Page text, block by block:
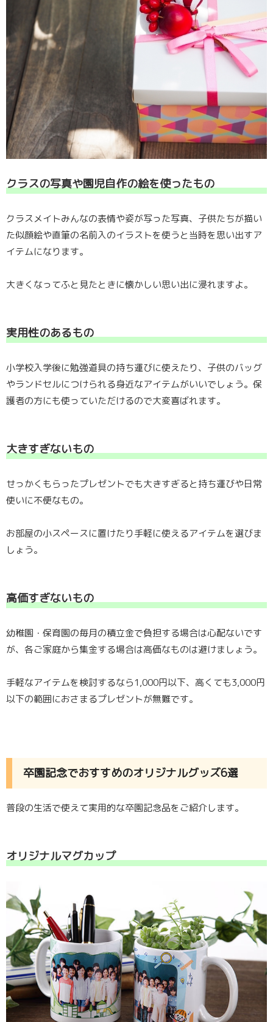
クラスの写真や園児自作の絵を使ったもの
クラスメイトみんなの表情や姿が写った写真、子供たちが描い
た似顔絵や直筆の名前入のイラストを使うと当時を思い出すア
イテムになります。
大きくなってふと見たときに懐かしい思い出に浸れますよ。
実用性のあるもの
小学校入学後に勉強道具の持ち運びに使えたり、子供のバッグ
やランドセルにつけられる身近なアイテムがいいでしょう。保
護者の方にも使っていただけるので大変喜ばれます。
大きすぎないもの
せっかくもらったプレゼントでも大きすぎると持ち運びや日常
使いに不便なもの。
お部屋の小スペースに置けたり手軽に使えるアイテムを選びま
しょう。
高価すぎないもの
幼稚園・保育園の毎月の積立金で負担する場合は心配ないです
が、各ご家庭から集金する場合は高価なものは避けましょう。
手軽なアイテムを検討するなら1,000円以下、高くても3,000円
以下の範囲におさまるプレゼントが無難です。
卒園記念でおすすめのオリジナルグッズ6選
普段の生活で使えて実用的な卒園記念品をご紹介します。
オリジナルマグカップ